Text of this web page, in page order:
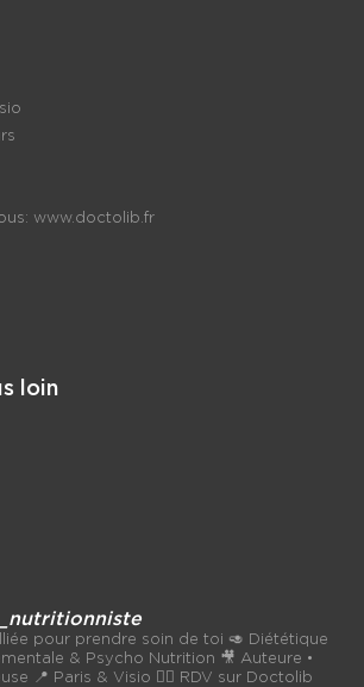
www.doctolib.fr
loin
pour prendre soin de toi 🥑 Diététique
& Psycho Nutrition 🎥 Auteure •
📍 Paris & Visio 👉🏼 RDV sur Doctolib